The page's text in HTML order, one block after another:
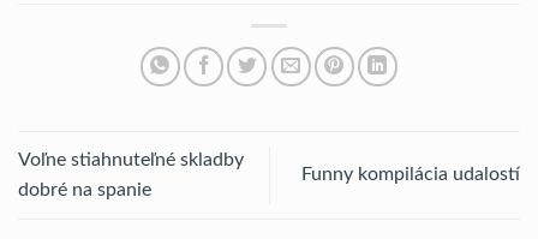
Voľne stiahnuteľné skladby
dobré na spanie
Funny kompilácia udalostí